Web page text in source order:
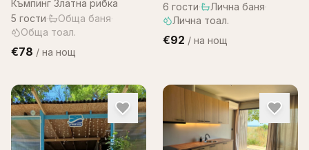
Къмпинг Златна рибка
5 гости· Обща баня·
Обща тоал.
€78 / на нощ
6 гости· Лична баня·
Лична тоал.
€92 / на нощ